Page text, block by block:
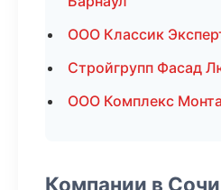
ООО Классик
Стройгрупп Фасад
ООО Комплекс
Компании в Сочи